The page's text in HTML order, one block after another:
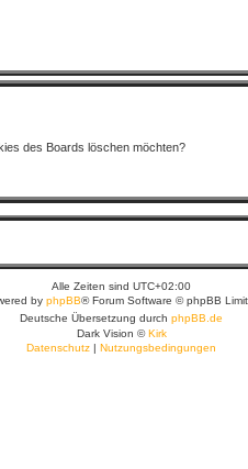
des Boards löschen möchten?
Alle Zeiten sind UTC+02:00
by phpBB® Forum Software © phpBB
Deutsche Übersetzung durch phpBB.de
Dark Vision ©Kirk
Datenschutz | Nutzungsbedingungen